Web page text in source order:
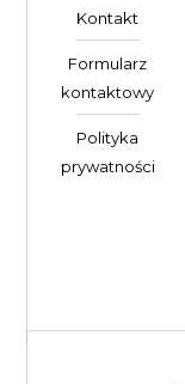
Kontakt
Formularz
kontaktowy
Polityka
prywatności